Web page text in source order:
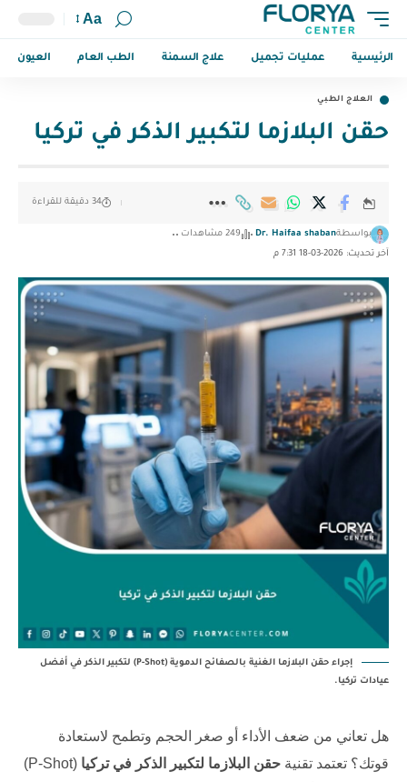
Aa
الرئيسية عمليات تجميل علاج السمنة الطب العام العيون
العلاج الطبي
حقن البلازما لتكبير الذكر في تركيا
آخر تحديث: 2026-03-18 7:31 م
بواسطةDr. Haifaa shaban 249 مشاهدات
34 دقيقة للقراءة
إجراء حقن البلازما الغنية بالصفائح الدموية (P-Shot) لتكبير الذكر في أفضل
عيادات تركيا.
هل تعاني من ضعف الأداء أو صغر الحجم وتطمح لاستعادة
قوتك؟ تعتمد تقنية حقن البلازما لتكبير الذكر في تركيا
(P-Shot)